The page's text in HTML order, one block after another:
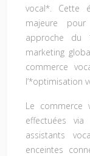
vocal*. Cette
majeure
approche du
marketing
commerce
l’*optimisation
Le commerce
effectuées
assistants
enceintes